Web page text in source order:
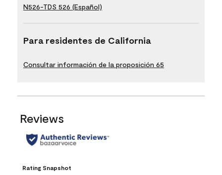
N526-TDS 526 (Español)
Para residentes de California
Consultar información de la proposición 65
Reviews
Rating Snapshot